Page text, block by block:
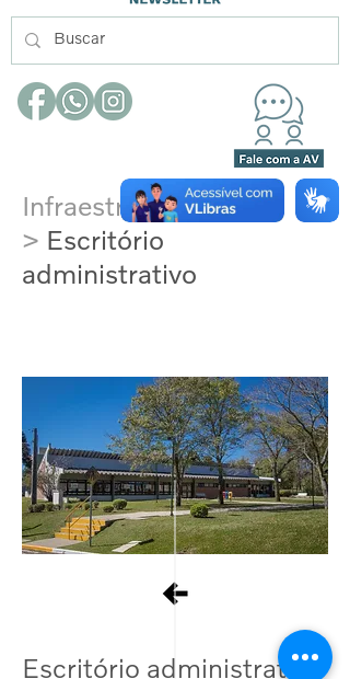
Infraestrutura
> Escritório
administrativo
Escritório administrativo